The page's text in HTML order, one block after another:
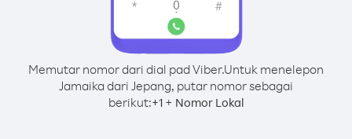
Memutar nomor dari dial pad Viber.Untuk menelepon
Jamaika dari Jepang, putar nomor sebagai
berikut:+1+ Nomor Lokal